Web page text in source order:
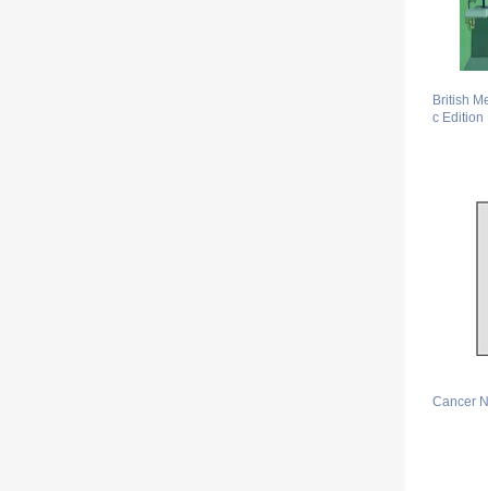
British
c Edition
Cancer